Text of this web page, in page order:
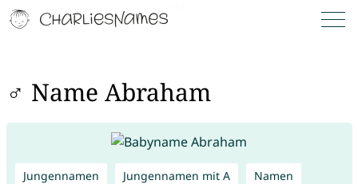
♂ Name Abraham
Jungennamen Jungennamen mit A Namen